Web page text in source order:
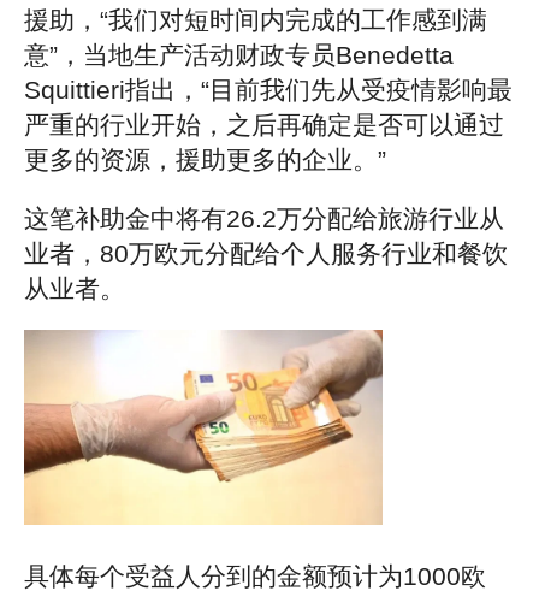
援助，“我们对短时间内完成的工作感到满
意”，当地生产活动财政专员Benedetta
Squittieri指出，“目前我们先从受疫情影响最
严重的行业开始，之后再确定是否可以通过
更多的资源，援助更多的企业。”
这笔补助金中将有26.2万分配给旅游行业从
业者，80万欧元分配给个人服务行业和餐饮
从业者。
具体每个受益人分到的金额预计为1000欧